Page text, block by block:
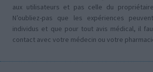
aux utilisateurs et pas celle du
N’oubliez-pas que les expériences
individus et que pour tout avis médical, il
contact avec votre médecin ou votre